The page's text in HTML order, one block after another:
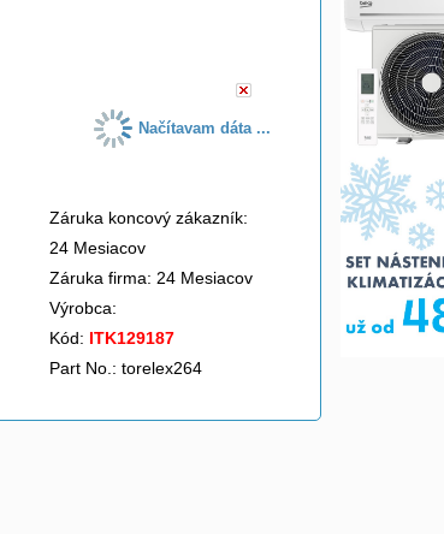
Načítavam dáta ...
Záruka koncový zákazník:
24 Mesiacov
Záruka firma: 24 Mesiacov
Výrobca:
Kód: ITK129187
Part No.: torelex264